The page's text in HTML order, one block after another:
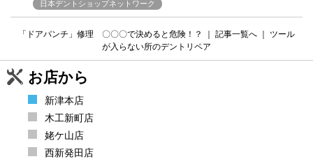
日本デントショップネットワーク
「ドアパンチ」修理 〇〇〇で決めると危険！？ 記事一覧へ
ツール
が入らない所のデントリペア
お店から
新津本店
木工新町店
姥ケ山店
西新発田店